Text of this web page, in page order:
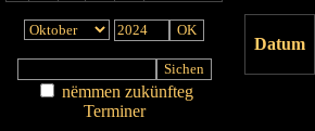
nëmmen zukünfteg
Terminer
Datum